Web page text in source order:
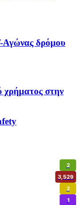
δρόμου
στην
2
3,529
2
1